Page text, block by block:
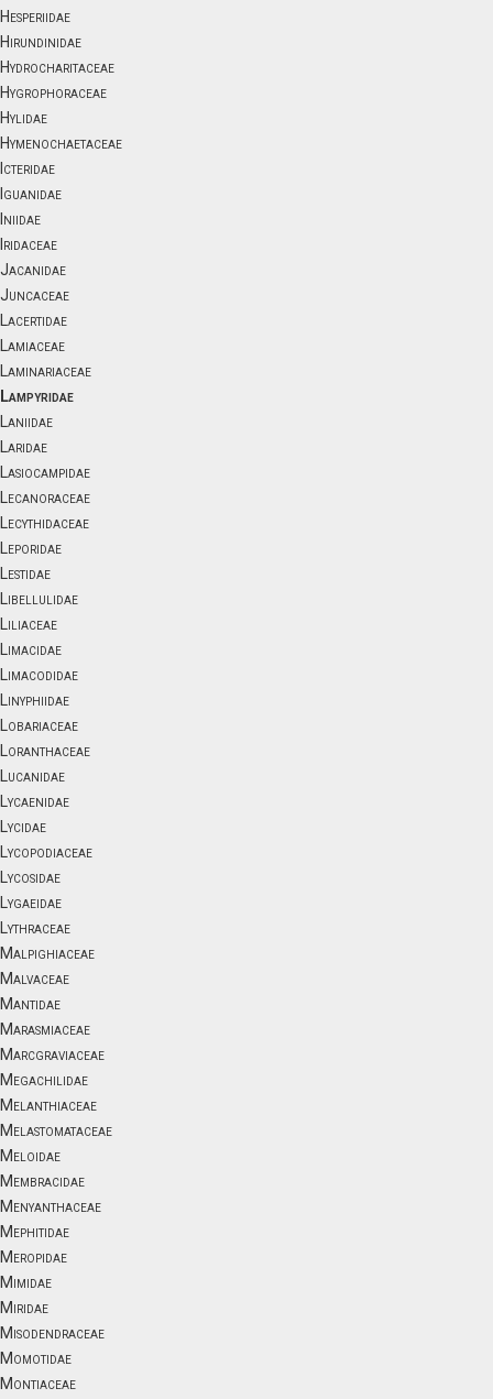
Hesperiidae
Hirundinidae
Hydrocharitaceae
Hygrophoraceae
Hylidae
Hymenochaetaceae
Icteridae
Iguanidae
Iniidae
Iridaceae
Jacanidae
Juncaceae
Lacertidae
Lamiaceae
Laminariaceae
Lampyridae
Laniidae
Laridae
Lasiocampidae
Lecanoraceae
Lecythidaceae
Leporidae
Lestidae
Libellulidae
Liliaceae
Limacidae
Limacodidae
Linyphiidae
Lobariaceae
Loranthaceae
Lucanidae
Lycaenidae
Lycidae
Lycopodiaceae
Lycosidae
Lygaeidae
Lythraceae
Malpighiaceae
Malvaceae
Mantidae
Marasmiaceae
Marcgraviaceae
Megachilidae
Melanthiaceae
Melastomataceae
Meloidae
Membracidae
Menyanthaceae
Mephitidae
Meropidae
Mimidae
Miridae
Misodendraceae
Momotidae
Montiaceae